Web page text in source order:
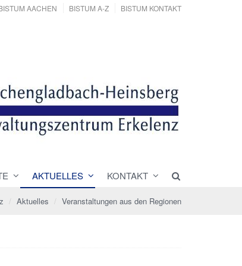
AACHEN BISTUM A-Z BISTUM KONTAKT
AKTUELLES KONTAKT
Aktuelles Veranstaltungen aus den Regionen